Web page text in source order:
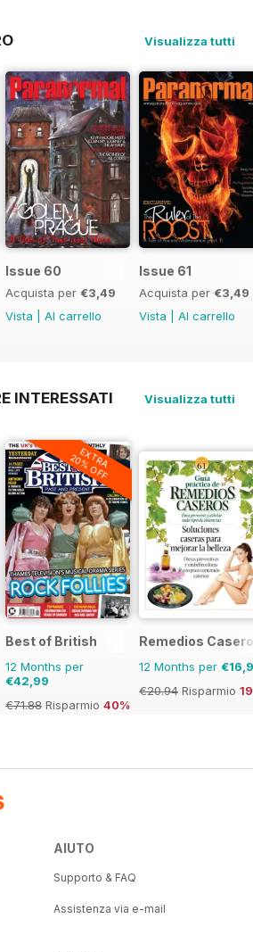
Visualizza tutti
Issue 60
Acquista per €3,49
Vista
Al carrello
Issue 61
Acquista per €3,49
Vista
Al carrello
INTERESSATI
Visualizza tutti
EXTRA
20% OFF
Best of British
12 Months per
€42,99
€71.88 Risparmio 40%
Remedios
12 Months per
€20.94 Risparmio
AIUTO
Supporto & FAQ
Assistenza via e-mail